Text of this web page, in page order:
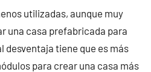
utilizadas, aunque muy
una casa prefabricada para
desventaja tiene que es más
para crear una casa más